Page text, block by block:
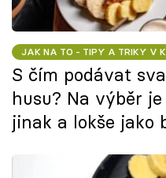
JAK NA TO - TIPY A TRIKY V
S čím podávat
husu? Na výběr
jinak a lokše jako